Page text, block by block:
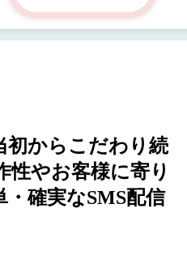
初からこだわり続
性やお客様に寄り
確実なSMS配信